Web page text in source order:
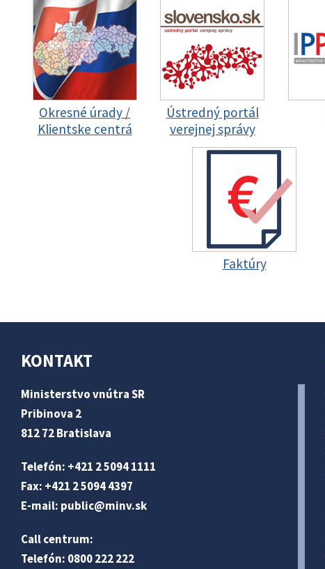
Okresné úrady /
Klientske centrá
Ústredný portál
verejnej správy
Faktúry
KONTAKT
Ministerstvo vnútra SR
Pribinova 2
812 72 Bratislava
Telefón: +421 2 5094 1111
Fax: +421 2 5094 4397
E-mail: public@minv.sk
Call centrum:
Telefón: 0800 222 222